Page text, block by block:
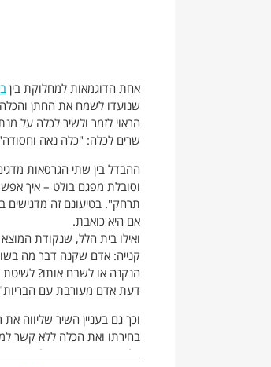
אחת הדוגמאות למחלוקת בין
שנועדו לשמח את החתן
הראוי לזמר ולשיר לכלה על
שרים לכלה: "כלה נאה
ההבדל בין שתי הגרסאות
וסובלת מפגם בולט – איך
תרחק". בטיעונם זה
אם היא כואבת.
ואילו בית הלל, שנקודת
קנייה: אדם שקנה דבר מה
הנקנה או לשבח אותו?
דעת אדם מעורבת עם
וכך גם בעניין השיר
בחירתו ואת הכלה ללא קשר
כל קישוט ותוספת, אלא כמות